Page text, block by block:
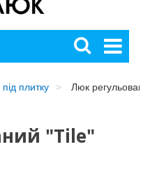
плитку Люк
"Tile"